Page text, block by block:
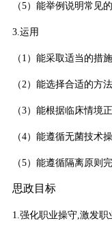
（5）能举例说明常见
3.运用
（1）能采取适当的措
（2）能选择合适的方
（3）能根据临床情境
（4）能遵循无菌技术
（5）能遵循隔离原则
思政目标
1.强化职业操守,激发职